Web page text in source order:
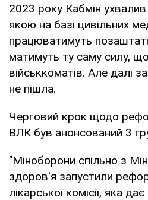
2023 року Кабмін ухвалив
якою на базі цивільних
працюватимуть
матимуть ту саму силу,
військкоматів. Але далі
не пішла.
Черговий крок щодо
ВЛК був анонсований 3
"Міноборони спільно з
здоров'я запустили
лікарської комісії, яка